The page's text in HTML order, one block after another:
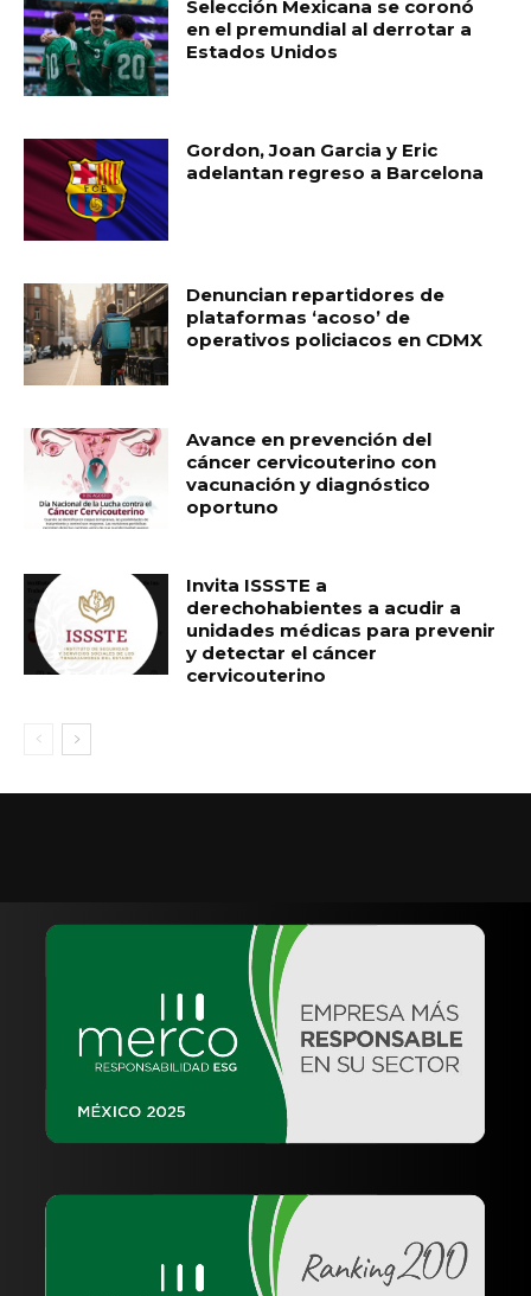
Selección Mexicana se coronó
en el premundial al derrotar a
Estados Unidos
Gordon, Joan Garcia y Eric
adelantan regreso a Barcelona
Denuncian repartidores de
plataformas ‘acoso’ de
operativos policiacos en CDMX
Avance en prevención del
cáncer cervicouterino con
vacunación y diagnóstico
oportuno
Invita ISSSTE a
derechohabientes a acudir a
unidades médicas para prevenir
y detectar el cáncer
cervicouterino